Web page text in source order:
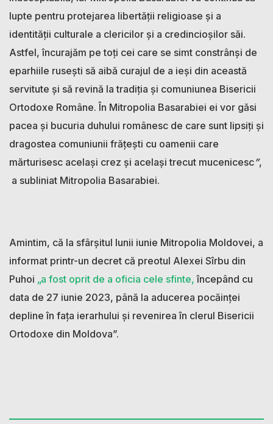
lupte pentru protejarea libertății religioase și a
identității culturale a clericilor și a credincioșilor săi.
Astfel, încurajăm pe toți cei care se simt constrânși de
eparhiile rusești să aibă curajul de a ieși din această
servitute și să revină la tradiția și comuniunea Bisericii
Ortodoxe Române. În Mitropolia Basarabiei ei vor găsi
pacea și bucuria duhului românesc de care sunt lipsiți și
dragostea comuniunii frățești cu oamenii care
mărturisesc același crez și același trecut mucenicesc”,
a subliniat Mitropolia Basarabiei.
Amintim, că la sfârșitul lunii iunie Mitropolia Moldovei, a
informat printr-un decret că preotul Alexei Sîrbu din
Puhoi „a fost oprit de a oficia cele sfinte,începând cu
data de 27 iunie 2023, până la aducerea pocăinței
depline în fața ierarhului și revenirea în clerul Bisericii
Ortodoxe din Moldova”.